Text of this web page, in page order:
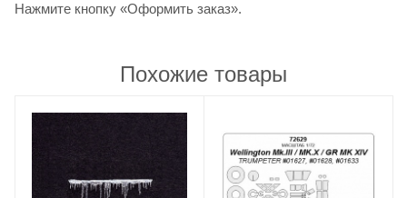
Нажмите кнопку «Оформить заказ».
Похожие товары